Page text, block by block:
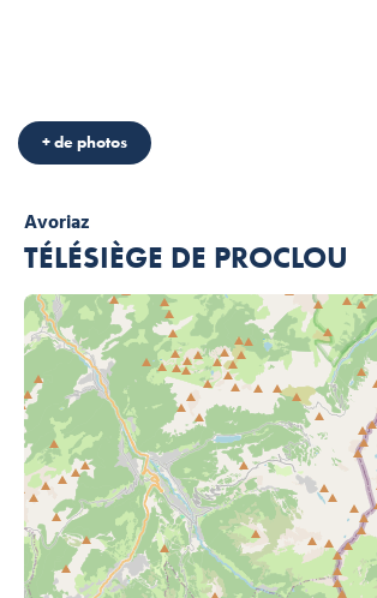
Avoriaz
TÉLÉSIÈGE DE PROCLOU
+ de photos